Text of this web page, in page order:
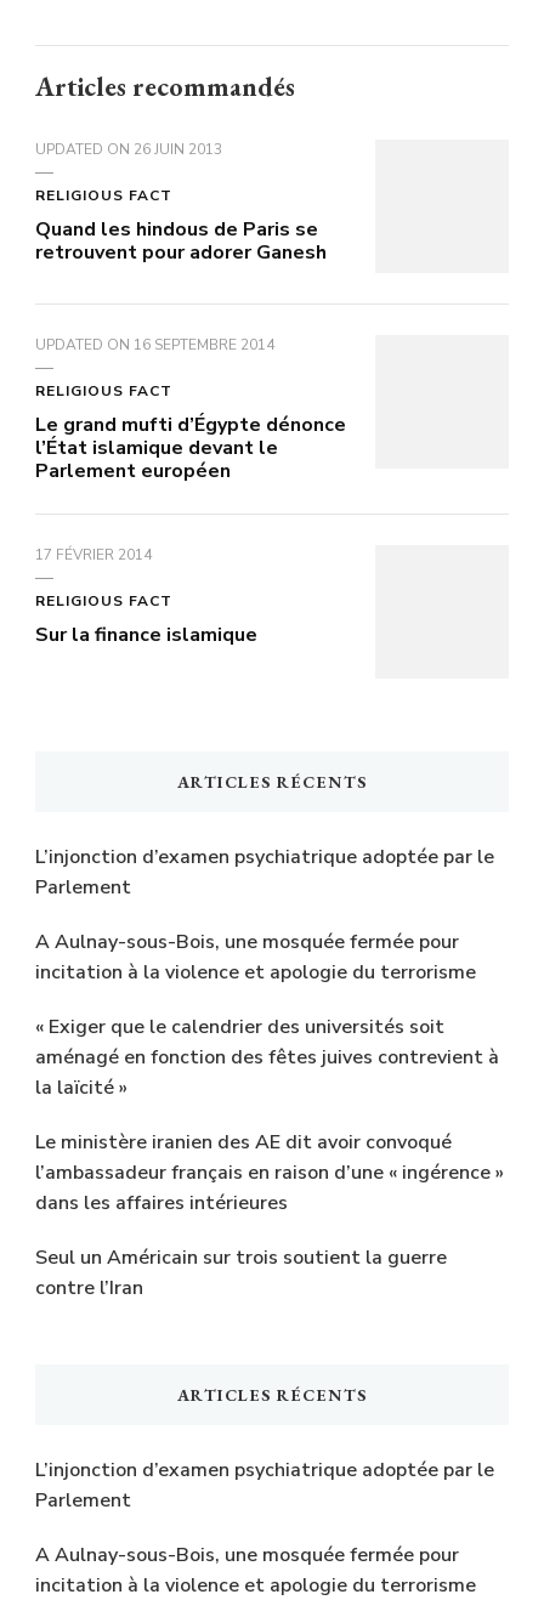
Articles recommandés
UPDATED ON 26 JUIN 2013
RELIGIOUS FACT
Quand les hindous de Paris se
retrouvent pour adorer Ganesh
UPDATED ON 16 SEPTEMBRE 2014
RELIGIOUS FACT
Le grand mufti d’Égypte dénonce
l’État islamique devant le
Parlement européen
17 FÉVRIER 2014
RELIGIOUS FACT
Sur la finance islamique
ARTICLES RÉCENTS
L’injonction d’examen psychiatrique adoptée par le
Parlement
A Aulnay-sous-Bois, une mosquée fermée pour
incitation à la violence et apologie du terrorisme
« Exiger que le calendrier des universités soit
aménagé en fonction des fêtes juives contrevient à
la laïcité »
Le ministère iranien des AE dit avoir convoqué
l’ambassadeur français en raison d’une « ingérence »
dans les affaires intérieures
Seul un Américain sur trois soutient la guerre
contre l’Iran
ARTICLES RÉCENTS
L’injonction d’examen psychiatrique adoptée par le
Parlement
A Aulnay-sous-Bois, une mosquée fermée pour
incitation à la violence et apologie du terrorisme